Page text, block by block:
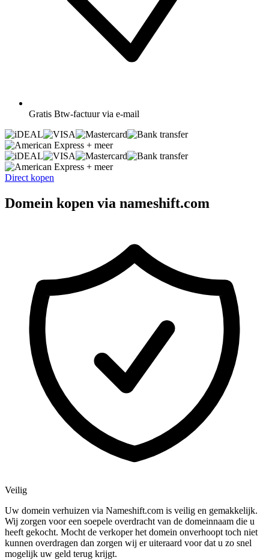
Gratis Btw-factuur via e-mail
+ meer
+ meer
Direct kopen
Domein kopen via nameshift.com
Veilig
Uw domein verhuizen via Nameshift.com is veilig en gemakkelijk.
Wij zorgen voor een soepele overdracht van de domeinnaam die u
heeft gekocht. Mocht de verkoper het domein onverhoopt toch niet
kunnen overdragen dan zorgen wij er uiteraard voor dat u zo snel
mogelijk uw geld terug krijgt.